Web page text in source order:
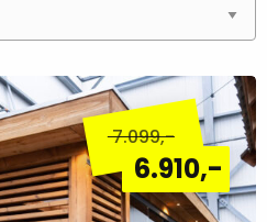
7.099,-
6.910,-